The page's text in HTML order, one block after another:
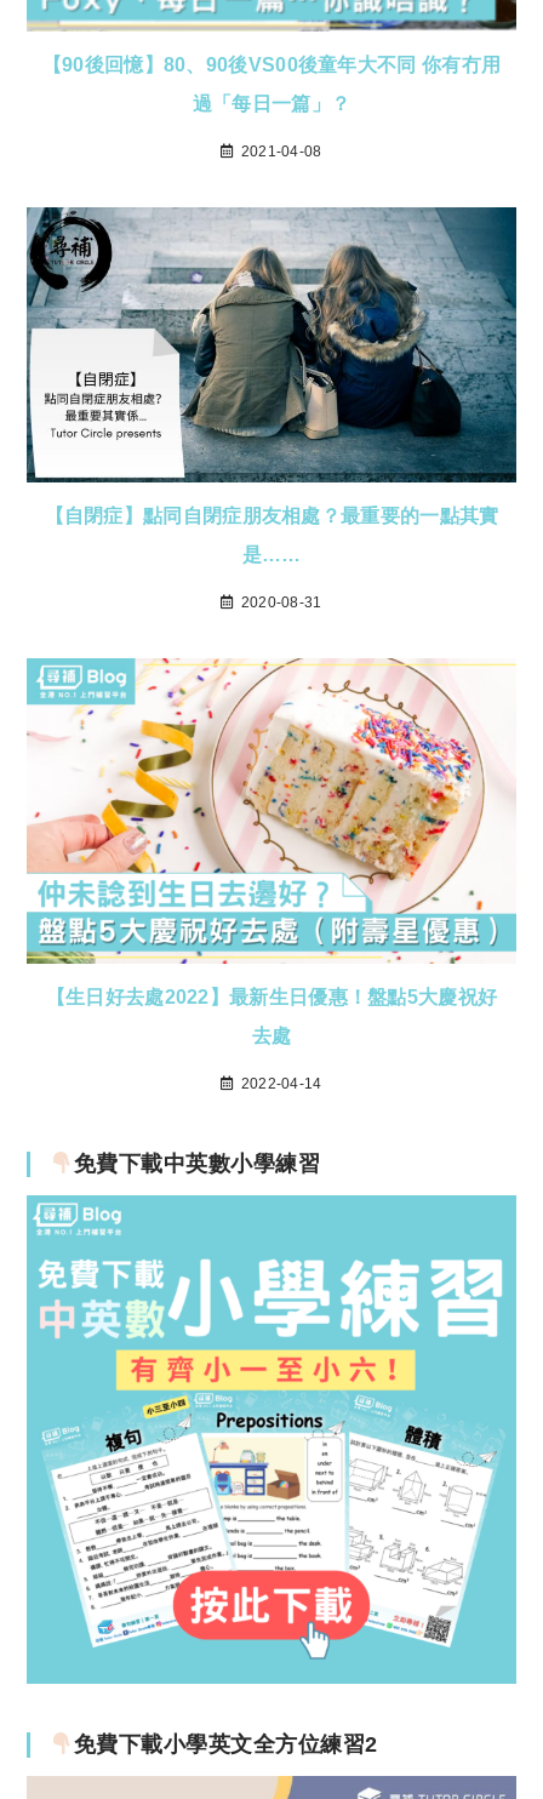
【90後回憶】80、90後VS00後童年大不同 你有冇用
過「每日一篇」？
2021-04-08
【自閉症】點同自閉症朋友相處？最重要的一點其實
是……
2020-08-31
【生日好去處2022】最新生日優惠！盤點5大慶祝好
去處
2022-04-14
免費下載中英數小學練習
免費下載小學英文全方位練習2